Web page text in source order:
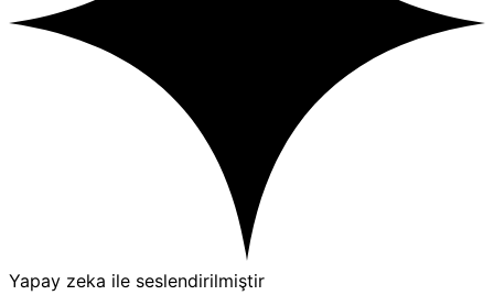
Yapay zeka ile seslendirilmiştir